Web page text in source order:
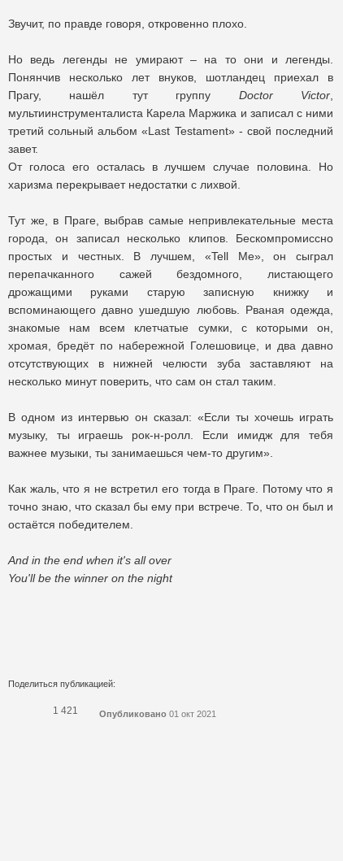
Звучит, по правде говоря, откровенно плохо.
Но ведь легенды не умирают – на то они и легенды.
Понянчив несколько лет внуков, шотландец приехал в
Прагу, нашёл тут группу Doctor Victor
мультиинструменталиста Карела Маржика и записал с ними
третий сольный альбом «Last Testament» - свой последний
завет.
От голоса его осталась в лучшем случае половина. Но
харизма перекрывает недостатки с лихвой.
Тут же, в Праге, выбрав самые непривлекательные места
города, он записал несколько клипов. Бескомпромиссно
простых и честных. В лучшем, «Tell Me», он сыграл
перепачканного сажей бездомного, листающего
дрожащими руками старую записную книжку и
вспоминающего давно ушедшую любовь. Рваная одежда,
знакомые нам всем клетчатые сумки, с которыми он,
хромая, бредёт по набережной Голешовице, и два давно
отсутствующих в нижней челюсти зуба заставляют на
несколько минут поверить, что сам он стал таким.
В одном из интервью он сказал: «Если ты хочешь играть
музыку, ты играешь рок-н-ролл. Если имидж для тебя
важнее музыки, ты занимаешься чем-то другим».
Как жаль, что я не встретил его тогда в Праге. Потому что я
точно знаю, что сказал бы ему при встрече. То, что он был и
остаётся победителем.
And in the end when it's all over
You'll be the winner on the night
Поделиться публикацией:
1 421 Опубликовано 01 окт 2021